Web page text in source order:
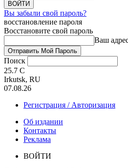
Вы забыли свой пароль?
восстановление пароля
Восстановите свой пароль
Ваш
Поиск
25.7 C
Irkutsk, RU
07.08.26
Регистрация / Авторизация
Об издании
Контакты
Реклама
ВОЙТИ